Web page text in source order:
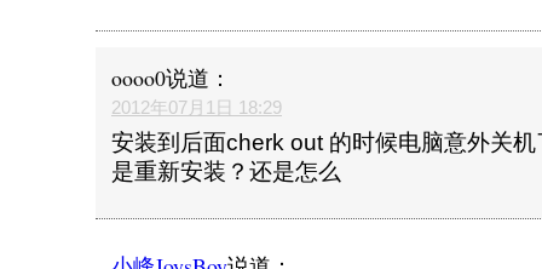
oooo0说道：
2012年07月1日 18:29
安装到后面cherk out 的时候电脑意外关
是重新安装？还是怎么